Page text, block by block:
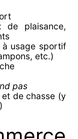
plaisance,
usage sportif
etc.)
pas
de chasse (y